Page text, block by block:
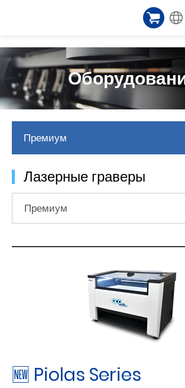
Премиум
Лазерные граверы
Премиум
🆕 Piolas Series